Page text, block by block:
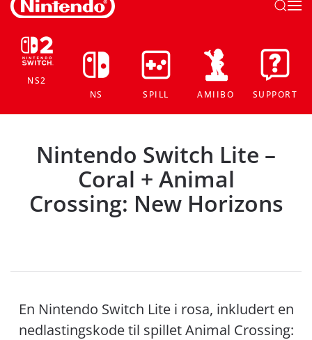
NS2
NS
SPILL AMIIBO SUPPORT
Nintendo Switch Lite –
Coral + Animal
Crossing: New Horizons
En Nintendo Switch Lite i rosa, inkludert en
nedlastingskode til spillet Animal Crossing: